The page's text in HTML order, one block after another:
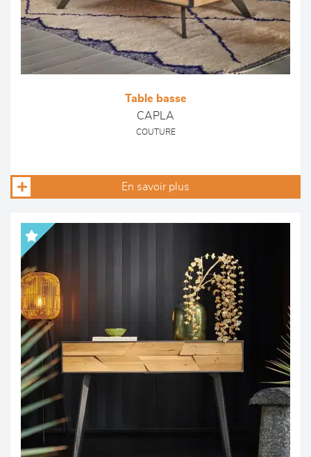
Table basse
CAPLA
COUTURE
En savoir plus